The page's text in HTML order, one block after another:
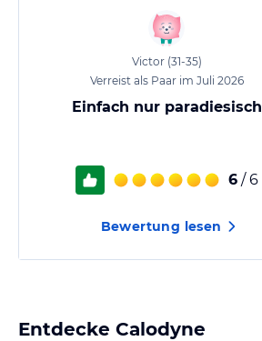
Victor (31-35)
Verreist als Paar im Juli 2026
Einfach nur paradiesisch
6 / 6
Bewertung lesen
Entdecke Calodyne